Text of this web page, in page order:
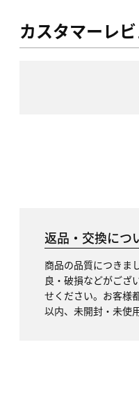
カスタマーレ
返品・交換につ
商品の品質につきま
良・破損などがござ
せください。お客様
以内、未開封・未使